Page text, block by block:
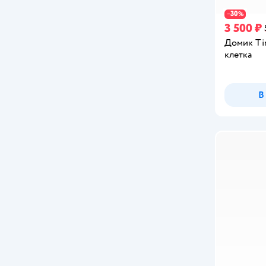
−30%
3 500 ₽
Домик
клетка
В